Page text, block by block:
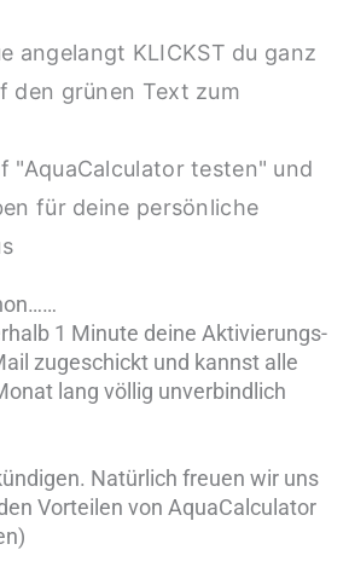
angelangt KLICKST du ganz
den grünen Text zum
"AquaCalculator testen" und
für deine persönliche
1 Minute deine Aktivierungs-
zugeschickt und kannst alle
lang völlig unverbindlich
Natürlich freuen wir uns
Vorteilen von AquaCalculator